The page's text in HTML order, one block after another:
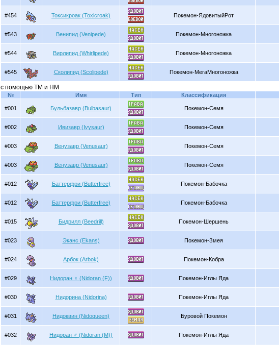
#454 Токсикроак (Toxicroak) Покемон-ЯдовитыйРот
#543 Венипид (Venipede) Покемон-Многоножка
#544 Вирлипид (Whirlipede) Покемон-Многоножка
#545 Сколипид (Scolipede) Покемон-МегаМногоножка
с помощью TM и HM
№ Имя Тип Классификация
#001 Бульбазавр (Bulbasaur) Покемон-Семя
#002 Ивизавр (Ivysaur) Покемон-Семя
#003 Венузавр (Venusaur) Покемон-Семя
#003 Венузавр (Venusaur) Покемон-Семя
#012 Баттерфри (Butterfree) Покемон-Бабочка
#012 Баттерфри (Butterfree) Покемон-Бабочка
#015 Бидрилл (Beedrill) Покемон-Шершень
#023 Эканс (Ekans) Покемон-Змея
#024 Арбок (Arbok) Покемон-Кобра
#029 Нидоран ♀ (Nidoran (F)) Покемон-Иглы Яда
#030 Нидорина (Nidorina) Покемон-Иглы Яда
#031 Нидоквин (Nidoqueen) Буровой Покемон
#032 Нидоран ♂ (Nidoran (M)) Покемон-Иглы Яда